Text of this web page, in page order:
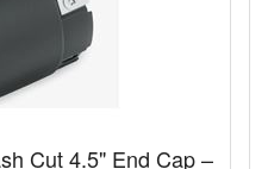
Cut 4.5" End Cap –